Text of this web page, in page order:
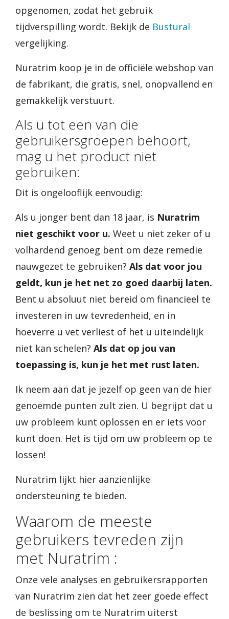
opgenomen, zodat het gebruik
tijdverspilling wordt. Bekijk de Bustural
vergelijking.
Nuratrim koop je in de officiële webshop van
de fabrikant, die gratis, snel, onopvallend en
gemakkelijk verstuurt.
Als u tot een van die
gebruikersgroepen behoort,
mag u het product niet
gebruiken:
Dit is ongelooflijk eenvoudig:
Als u jonger bent dan 18 jaar, is Nuratrim
niet geschikt voor u. Weet u niet zeker of u
volhardend genoeg bent om deze remedie
nauwgezet te gebruiken? Als dat voor jou
geldt, kun je het net zo goed daarbij laten.
Bent u absoluut niet bereid om financieel te
investeren in uw tevredenheid, en in
hoeverre u vet verliest of het u uiteindelijk
niet kan schelen? Als dat op jou van
toepassing is, kun je het met rust laten.
Ik neem aan dat je jezelf op geen van de hier
genoemde punten zult zien. U begrijpt dat u
uw probleem kunt oplossen en er iets voor
kunt doen. Het is tijd om uw probleem op te
lossen!
Nuratrim lijkt hier aanzienlijke
ondersteuning te bieden.
Waarom de meeste
gebruikers tevreden zijn
met Nuratrim :
Onze vele analyses en gebruikersrapporten
van Nuratrim zien dat het zeer goede effect
de beslissing om te Nuratrim uiterst